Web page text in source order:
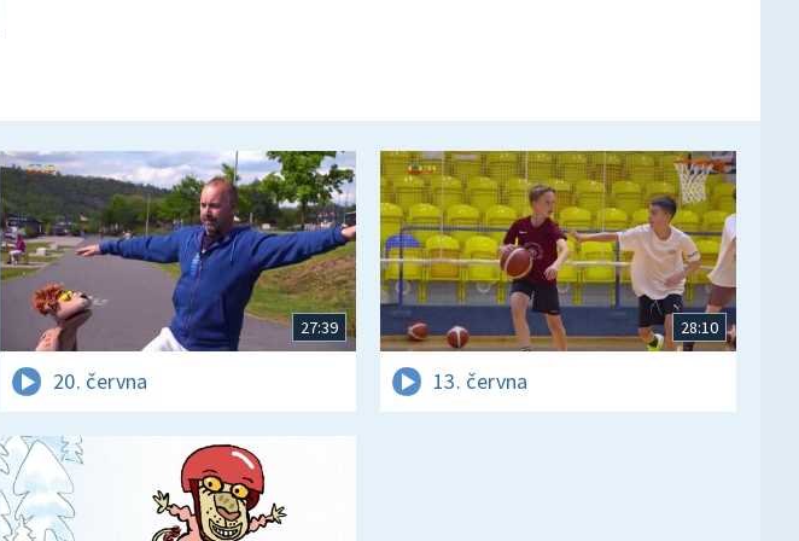
27:39
20. června
28:10
13. června